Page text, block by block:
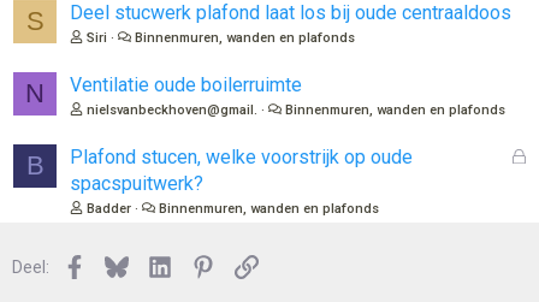
S Deel stucwerk plafond laat los bij oude centraaldoos
Siri Binnenmuren, wanden en plafonds
N Ventilatie oude boilerruimte
nielsvanbeckhoven@gmail. Binnenmuren, wanden en plafonds
B
G
Plafond stucen, welke voorstrijk op oude
spacspuitwerk?
Badder Binnenmuren, wanden en plafonds
Deel: Facebook
BlueskyLinkedInPinterest
Link